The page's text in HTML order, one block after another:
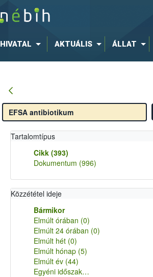
HIVATAL AKTUÁLIS ÁLLAT
Tartalomtípus
Cikk (393)
Dokumentum (996)
Közzététel ideje
Bármikor
Elmúlt órában (0)
Elmúlt 24 órában (0)
Elmúlt hét (0)
Elmúlt hónap (5)
Elmúlt év (44)
Egyéni időszak…